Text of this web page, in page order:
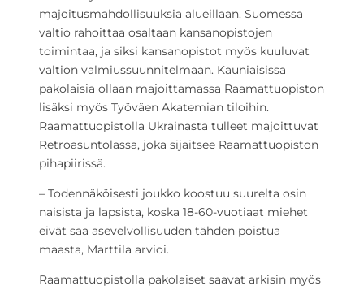
majoitusmahdollisuuksia alueillaan. Suomessa
valtio rahoittaa osaltaan kansanopistojen
toimintaa, ja siksi kansanopistot myös kuuluvat
valtion valmiussuunnitelmaan. Kauniaisissa
pakolaisia ollaan majoittamassa Raamattuopiston
lisäksi myös Työväen Akatemian tiloihin.
Raamattuopistolla Ukrainasta tulleet majoittuvat
Retroasuntolassa, joka sijaitsee Raamattuopiston
pihapiirissä.
– Todennäköisesti joukko koostuu suurelta osin
naisista ja lapsista, koska 18-60-vuotiaat miehet
eivät saa asevelvollisuuden tähden poistua
maasta, Marttila arvioi.
Raamattuopistolla pakolaiset saavat arkisin myös